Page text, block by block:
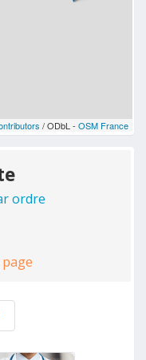
/ ODbL - OSM France
ordre